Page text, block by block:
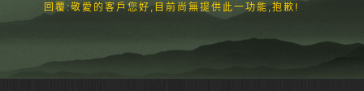
回覆:敬愛的客戶您好,目前尚無提供此一功能,抱歉!